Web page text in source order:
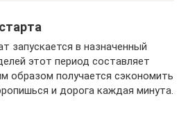
запускается в назначенный
этот период составляет
образом получается сэкономить
и дорога каждая минута.